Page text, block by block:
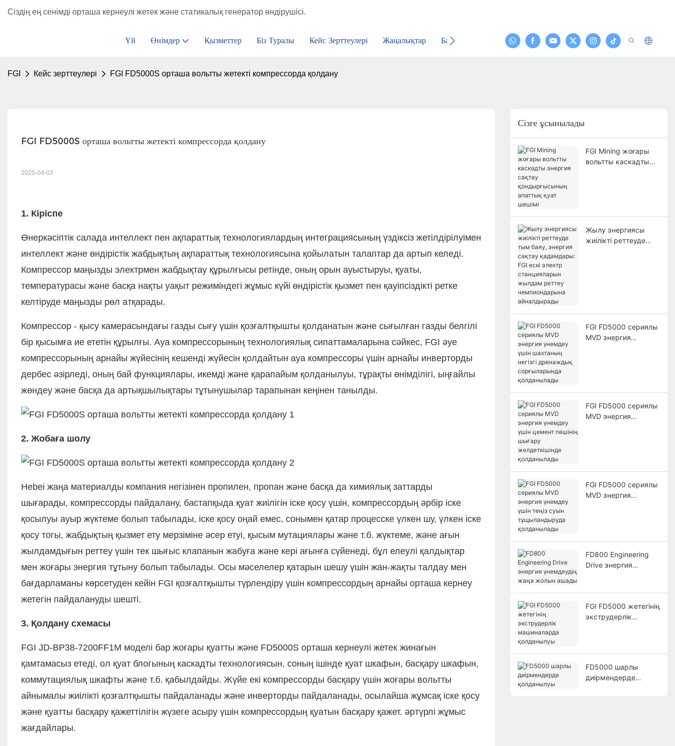
Сіздің ең сенімді орташа кернеулі жетек және статикалық генератор өндірушісі.
Үй Өнімдер Қызметтер Біз Туралы Кейс Зерттеулері Жаңалықтар Байланыс
FGI Кейс зерттеулері FGI FD5000S орташа вольтты жетекті компрессорда қолдану
FGI FD5000S орташа вольтты жетекті компрессорда қолдану
2025-04-03
1. Кіріспе
Өнеркәсіптік салада интеллект пен ақпараттық технологиялардың интеграциясының үздіксіз жетілдірілуімен
интеллект және өндірістік жабдықтың ақпараттық технологиясына қойылатын талаптар да артып келеді.
Компрессор маңызды электрмен жабдықтау құрылғысы ретінде, оның орын ауыстыруы, қуаты,
температурасы және басқа нақты уақыт режиміндегі жұмыс күйі өндірістік қызмет пен қауіпсіздікті ретке
келтіруде маңызды рөл атқарады.
Компрессор - қысу камерасындағы газды сығу үшін қозғалтқышты қолданатын және сығылған газды белгілі
бір қысымға ие ететін құрылғы. Ауа компрессорының технологиялық сипаттамаларына сәйкес, FGI әуе
компрессорының арнайы жүйесінің кешенді жүйесін қолдайтын ауа компрессоры үшін арнайы инверторды
дербес әзірледі, оның бай функциялары, икемді және қарапайым қолданылуы, тұрақты өнімділігі, ыңғайлы
жөндеу және басқа да артықшылықтары тұтынушылар тарапынан кеңінен танылды.
2. Жобаға шолу
Hebei жаңа материалды компания негізінен пропилен, пропан және басқа да химиялық заттарды
шығарады, компрессорды пайдалану, бастапқыда қуат жиілігін іске қосу үшін, компрессордың әрбір іске
қосылуы ауыр жүктеме болып табылады, іске қосу оңай емес, сонымен қатар процесске үлкен шу, үлкен іске
қосу тогы, жабдықтың қызмет ету мерзіміне әсер етуі, қысым мутациялары және т.б. жүктеме, және ағын
жылдамдығын реттеу үшін тек шығыс клапанын жабуға және кері ағынға сүйенеді, бұл елеулі қалдықтар
мен жоғары энергия тұтыну болып табылады. Осы мәселелер қатарын шешу үшін жан-жақты талдау мен
бағдарламаны көрсетуден кейін FGI қозғалтқышты түрлендіру үшін компрессордың арнайы орташа кернеу
жетегін пайдалануды шешті.
3. Қолдану схемасы
FGI JD-BP38-7200FF1M моделі бар жоғары қуатты және FD5000S орташа кернеулі жетекжинағын
қамтамасыз етеді, ол қуат блогының каскадты технологиясын, соның ішінде қуат шкафын, басқару шкафын,
коммутациялық шкафты және т.б. қабылдайды. Жүйе екі компрессорды басқару үшін жоғары вольтты
айнымалы жиілікті қозғалтқышты пайдаланады және инверторды пайдаланады, осылайша жұмсақ іске қосу
және қуатты басқару қажеттілігін жүзеге асыру үшін компрессордың қуатын басқару қажет. әртүрлі жұмыс
жағдайлары.
Сізге ұсынылады
FGI Mining жоғары
вольтты каскадты
Жылу энергиясы
жиілікті реттеуде
айналдырады
FGI FD5000 сериялы
MVD энергия
FGI FD5000 сериялы
MVD энергия
FGI FD5000 сериялы
MVD энергия
FD800 Engineering
Drive энергия
FGI FD5000 жетегінің
экструдерлік
FD5000 шарлы
диірмендерде